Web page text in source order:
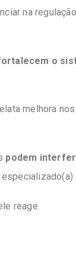
na
o
melhora
podem
reage.